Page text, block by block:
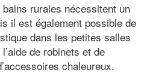
rurales nécessitent un
il est également possible de
dans les petites salles
de robinets et de
chaleureux.